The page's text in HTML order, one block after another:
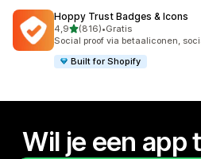
Hoppy Trust Badges & Icons
4,9van 5 sterren
(816)
816 recensies in totaal
•Gratis
Social proof via betaaliconen,
Built for Shopify
Wil je een app